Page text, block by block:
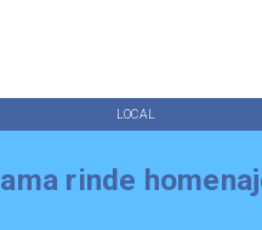
LOCAL
rinde